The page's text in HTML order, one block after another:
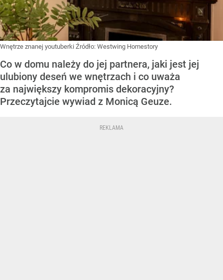
Wnętrze znanej youtuberki Źródło: Westwing Homestory
Co w domu należy do jej partnera, jaki jest jej
ulubiony deseń we wnętrzach i co uważa
za największy kompromis dekoracyjny?
Przeczytajcie wywiad z Monicą Geuze.